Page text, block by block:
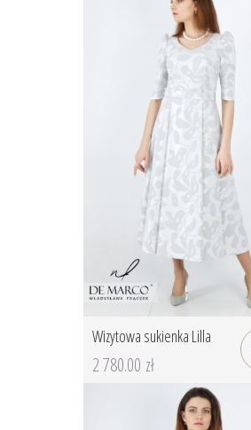
Wizytowa sukienka Lilla
2 780.00 zł